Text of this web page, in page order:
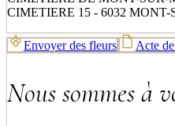
CIMETIERE 15 - 6032
Envoyer des fleurs Acte
Nous sommes à